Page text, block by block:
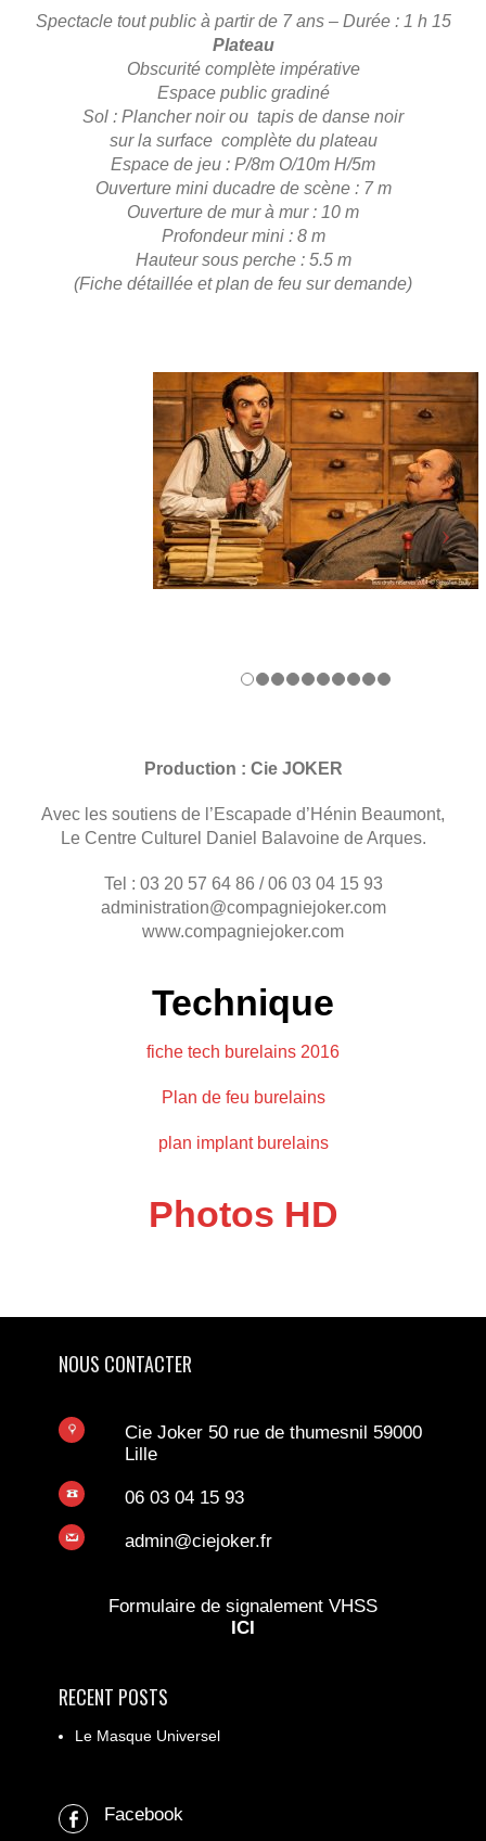
Spectacle tout public à partir de 7 ans – Durée : 1 h 15
Plateau
Obscurité complète impérative
Espace public gradiné
Sol : Plancher noir ou tapis de danse noir
sur la surface complète du plateau
Espace de jeu : P/8m O/10m H/5m
Ouverture mini ducadre de scène : 7 m
Ouverture de mur à mur : 10 m
Profondeur mini : 8 m
Hauteur sous perche : 5.5 m
(Fiche détaillée et plan de feu sur demande)
Production : Cie JOKER
Avec les soutiens de l’Escapade d’Hénin Beaumont,
Le Centre Culturel Daniel Balavoine de Arques.
Tel : 03 20 57 64 86 / 06 03 04 15 93
administration@compagniejoker.com
www.compagniejoker.com
Technique
fiche tech burelains 2016
Plan de feu burelains
plan implant burelains
Photos HD
NOUS CONTACTER
Cie Joker 50 rue de thumesnil 59000
Lille
06 03 04 15 93
admin@ciejoker.fr
Formulaire de signalement VHSS
ICI
RECENT POSTS
Le Masque Universel
Facebook